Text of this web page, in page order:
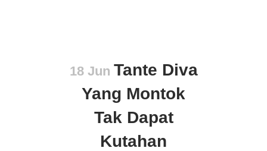
18 Jun Tante Diva
Yang Montok
Tak Dapat
Kutahan